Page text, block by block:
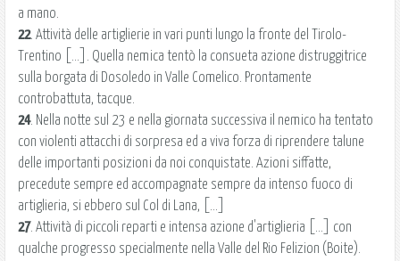
a mano.
22. Attività delle artiglierie in vari punti lungo la fronte del Tirolo-
Trentino [...]. Quella nemica tentò la consueta azione distruggitrice
sulla borgata di Dosoledo in Valle Comelico. Prontamente
controbattuta, tacque.
24. Nella notte sul 23 e nella giornata successiva il nemico ha tentato
con violenti attacchi di sorpresa ed a viva forza di riprendere talune
delle importanti posizioni da noi conquistate. Azioni siffatte,
precedute sempre ed accompagnate sempre da intenso fuoco di
artiglieria, si ebbero sul Col di Lana, [...]
27. Attività di piccoli reparti e intensa azione d'artiglieria [...] con
qualche progresso specialmente nella Valle del Rio Felizion (Boite).